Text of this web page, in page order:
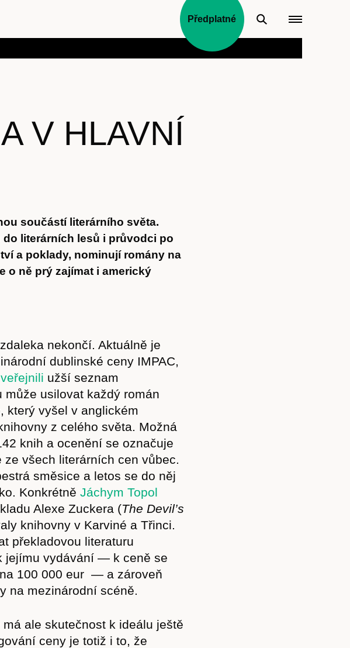
Předplatné
V HLAVNÍ
součástí literárního světa.
literárních lesů i průvodci po
a poklady, nominují romány na
o ně prý zajímat i americký
nekončí. Aktuálně je
dublinské ceny IMPAC,
užší seznam
může usilovat každý román
který vyšel v anglickém
z celého světa. Možná
knih a ocenění se označuje
všech literárních cen vůbec.
směsice a letos se do něj
Konkrétně Jáchym Topol
Alexe Zuckera (The Devil’s
knihovny v Karviné a Třinci.
překladovou literaturu
jejímu vydávání — k ceně se
100 000 eur — a zároveň
na mezinárodní scéně.
má ale skutečnost k ideálu ještě
ceny je totiž i to, že